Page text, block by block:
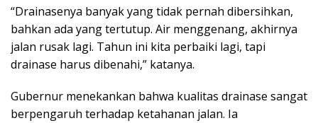
“Drainasenya banyak yang tidak pernah dibersihkan,
bahkan ada yang tertutup. Air menggenang, akhirnya
jalan rusak lagi. Tahun ini kita perbaiki lagi, tapi
drainase harus dibenahi,” katanya.
Gubernur menekankan bahwa kualitas drainase sangat
berpengaruh terhadap ketahanan jalan. Ia